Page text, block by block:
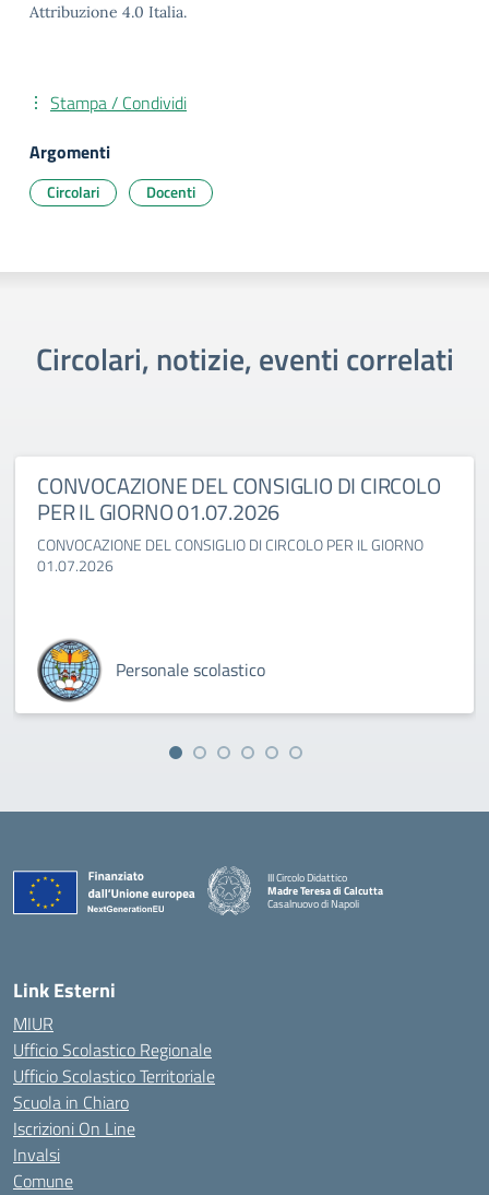
Attribuzione 4.0 Italia.
Stampa / Condividi
Argomenti
Circolari Docenti
Circolari, notizie, eventi correlati
CONVOCAZIONE DEL CONSIGLIO DI CIRCOLO
PER IL GIORNO 01.07.2026
CONVOCAZIONE DEL CONSIGLIO DI CIRCOLO PER IL GIORNO
01.07.2026
Personale scolastico
III Circolo Didattico
Madre Teresa di Calcutta
Casalnuovo di Napoli
— Visita la pagina iniziale della scuola
Link Esterni
MIUR
Ufficio Scolastico Regionale
Ufficio Scolastico Territoriale
Scuola in Chiaro
Iscrizioni On Line
Invalsi
Comune